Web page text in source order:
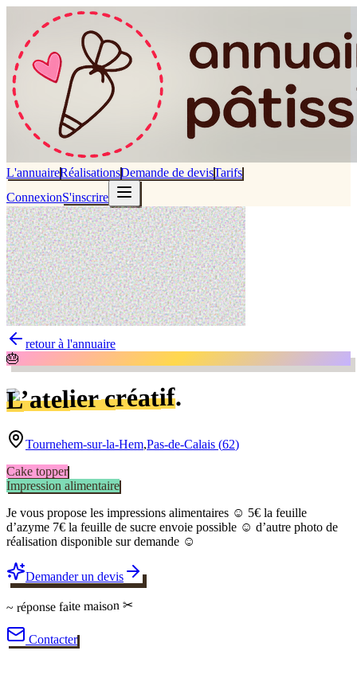
L'annuaireRéalisationsDemande de devisTarifs
ConnexionS'inscrire
retour à l'annuaire
🎂
L’atelier créatif.
Tournehem-sur-la-Hem,Pas-de-Calais (62)
Cake topper
Impression alimentaire
Je vous propose les impressions alimentaires ☺️ 5€ la feuille
d’azyme 7€ la feuille de sucre envoie possible ☺️ d’autre photo de
réalisation disponible sur demande ☺️
Demander un devis
~ réponsefaite maison ✂
Contacter